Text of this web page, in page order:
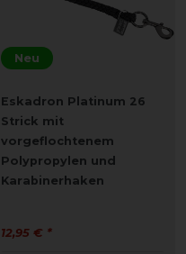
Neu
Eskadron Platinum 26
Strick mit
vorgeflochtenem
Polypropylen und
Karabinerhaken
12,95 € *